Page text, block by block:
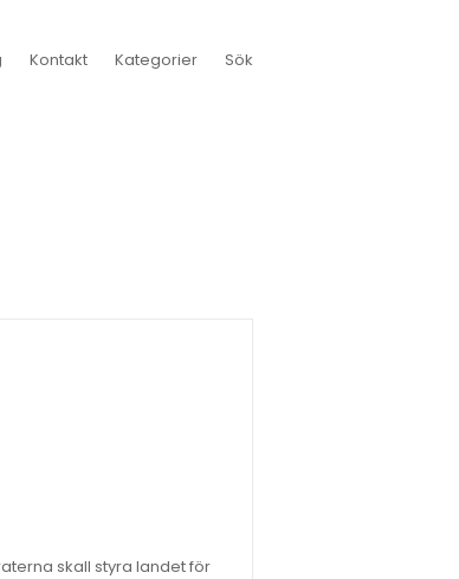
Kontakt Kategorier Sök
skall styra landet för